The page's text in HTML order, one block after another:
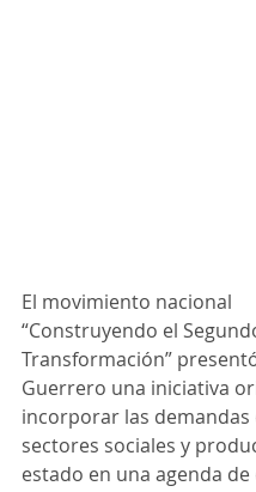
El movimiento nacional
“Construyendo el
Transformación”
Guerrero una iniciativa
incorporar las demandas
sectores sociales y
estado en una agenda